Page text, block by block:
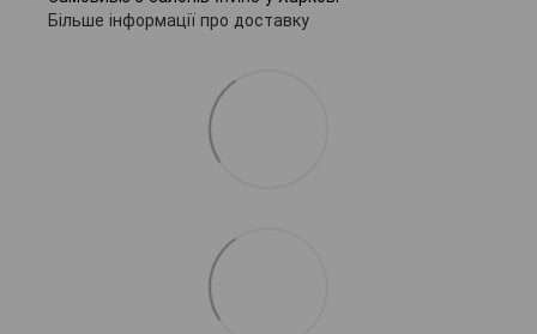
Більше інформації про доставку